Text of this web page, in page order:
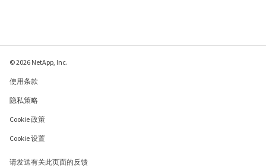
© 2026 NetApp, Inc.
使用条款
隐私策略
Cookie 政策
Cookie 设置
请发送有关此页面的反馈